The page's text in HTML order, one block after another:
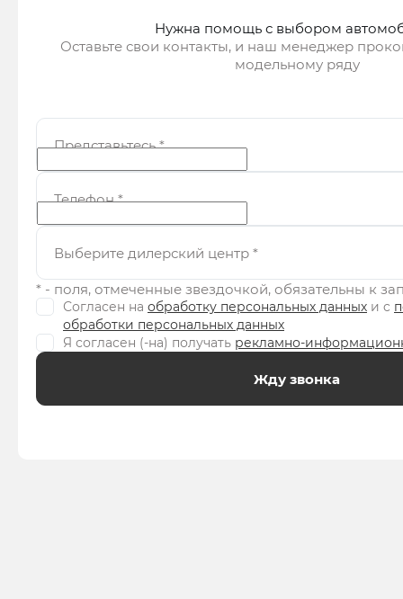
Нужна помощь с выбором
Оставьте свои контакты, и наш менеджер
модельному ряду
Представьтесь*
Телефон*
Выберите дилерский центр *
* - поля, отмеченные звездочкой, обязательны к
Согласен на обработку персональных данных и c
обработки персональных данных
Я согласен (-на) получать рекламно-
Жду звонка